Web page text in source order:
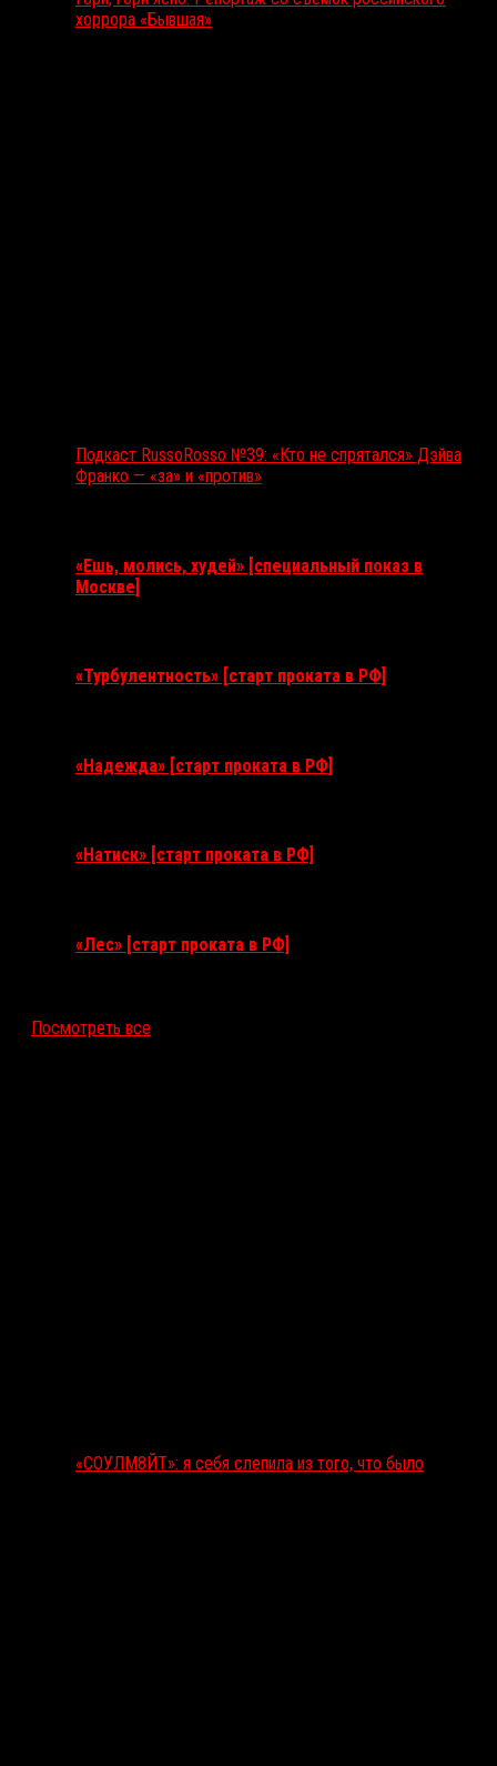
хоррора «Бывшая»
Подкаст RussoRosso №39: «Кто не спрятался» Дэйва
Франко — «за» и «против»
«Ешь, молись, худей» [специальный показ в
Москве]
«Турбулентность» [старт проката в РФ]
«Надежда» [старт проката в РФ]
«Натиск» [старт проката в РФ]
«Лес» [старт проката в РФ]
Посмотреть все
«СОУЛМ8ЙТ»: я себя слепила из того, что было